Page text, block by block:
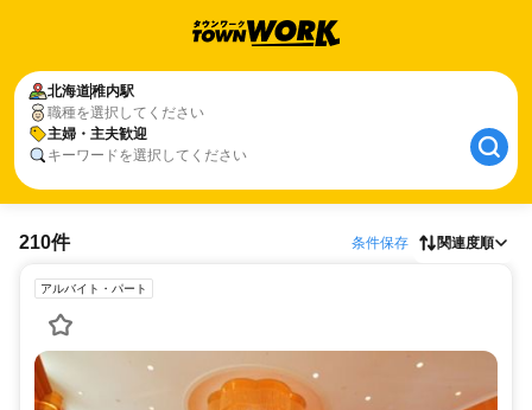
北海道稚内駅
職種を選択してください
主婦・主夫歓迎
キーワードを選択してください
210件 条件保存 関連度順
アルバイト・パート